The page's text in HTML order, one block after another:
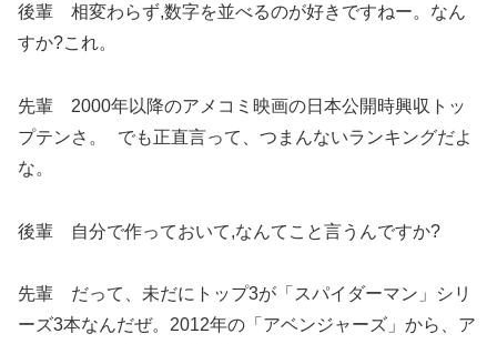
後輩 相変わらず,数字を並べるのが好きですねー。なん
すか?これ。
先輩 2000年以降のアメコミ映画の日本公開時興収トッ
プテンさ。 でも正直言って、つまんないランキングだよ
な。
後輩 自分で作っておいて,なんてこと言うんですか?
先輩 だって、未だにトップ3が「スパイダーマン」シリ
ーズ3本なんだぜ。2012年の「アベンジャーズ」から、ア